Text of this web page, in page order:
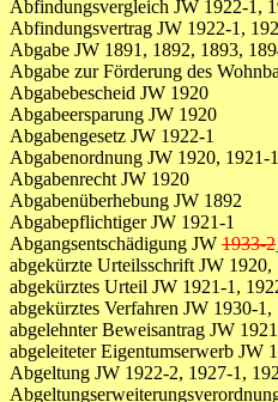
Abfindungsvergleich JW 1922-1,
Abfindungsvertrag JW 1922-1,
Abgabe JW 1891, 1892, 1893,
Abgabe zur Förderung des
Abgabebescheid JW 1920
Abgabeersparung JW 1920
Abgabengesetz JW 1922-1
Abgabenordnung JW 1920, 1921-
Abgabenrecht JW 1920
Abgabenüberhebung JW 1892
Abgabepflichtiger JW 1921-1
Abgangsentschädigung JW 1933-2
abgekürzte Urteilsschrift JW 1920,
abgekürztes Urteil JW 1921-1,
abgekürztes Verfahren JW 1930-1,
abgelehnter Beweisantrag JW
abgeleiteter Eigentumserwerb JW
Abgeltung JW 1922-2, 1927-1,